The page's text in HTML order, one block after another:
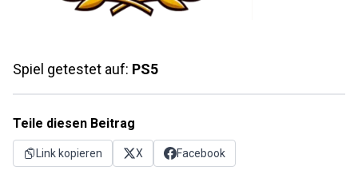
Spiel getestet auf: PS5
Teile diesen Beitrag
Link kopieren X Facebook